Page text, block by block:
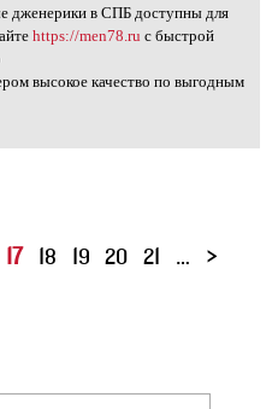
дженерики в СПБ
дженерики в СПБ доступны для
https://men78.ru с быстрой
высокое качество по выгодным
17 18 19 20 21 …